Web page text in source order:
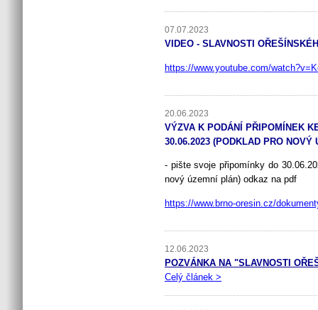
07.07.2023
VIDEO - SLAVNOSTI
https://www.youtube.com/
20.06.2023
VÝZVA K PODÁNÍ PŘIPOMÍNEK
30.06.2023 (PODKLAD PRO
- pište svoje připomínky do
nový územní plán) odkaz na pdf
https://www.brno-oresin.cz/
12.06.2023
POZVÁNKA NA "SLAVNOSTI
Celý článek >